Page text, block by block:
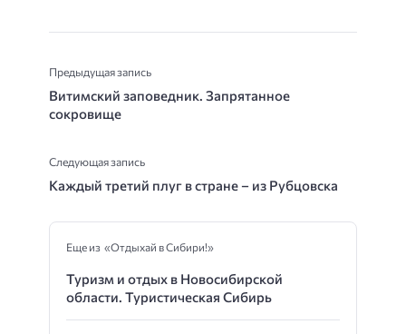
Предыдущая запись
Витимский заповедник. Запрятанное
сокровище
Следующая запись
Каждый третий плуг в стране – из Рубцовска
Еще из «Отдыхай в Сибири!»
Туризм и отдых в Новосибирской
области. Туристическая Сибирь